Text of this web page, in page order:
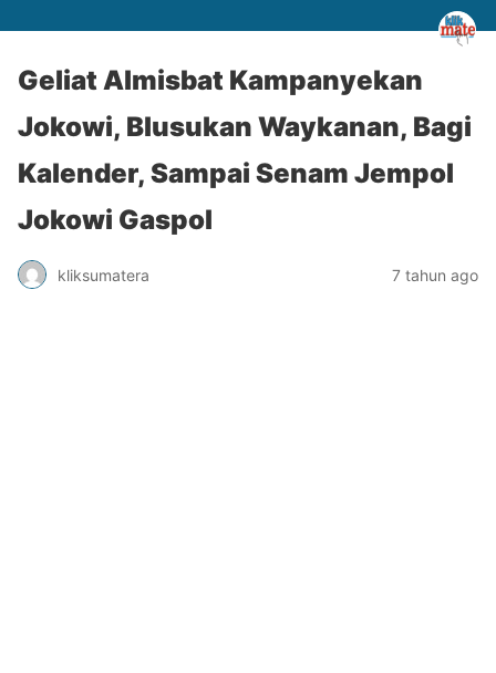
Geliat Almisbat Kampanyekan
Jokowi, Blusukan Waykanan, Bagi
Kalender, Sampai Senam Jempol
Jokowi Gaspol
kliksumatera 7 tahun ago